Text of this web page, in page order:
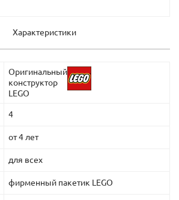
Характеристики
Оригинальный
конструктор
LEGO
4
от 4 лет
для всех
фирменный пакетик LEGO